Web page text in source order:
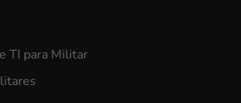
TI para Militar